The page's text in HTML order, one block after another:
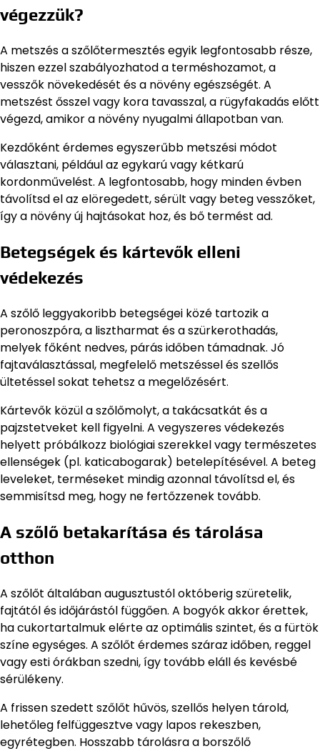
végezzük?
A metszés a szőlőtermesztés egyik legfontosabb része,
hiszen ezzel szabályozhatod a terméshozamot, a
vesszők növekedését és a növény egészségét. A
metszést ősszel vagy kora tavasszal, a rügyfakadás előtt
végezd, amikor a növény nyugalmi állapotban van.
Kezdőként érdemes egyszerűbb metszési módot
választani, például az egykarú vagy kétkarú
kordonművelést. A legfontosabb, hogy minden évben
távolítsd el az elöregedett, sérült vagy beteg vesszőket,
így a növény új hajtásokat hoz, és bő termést ad.
Betegségek és kártevők elleni
védekezés
A szőlő leggyakoribb betegségei közé tartozik a
peronoszpóra, a lisztharmat és a szürkerothadás,
melyek főként nedves, párás időben támadnak. Jó
fajtaválasztással, megfelelő metszéssel és szellős
ültetéssel sokat tehetsz a megelőzésért.
Kártevők közül a szőlőmolyt, a takácsatkát és a
pajzstetveket kell figyelni. A vegyszeres védekezés
helyett próbálkozz biológiai szerekkel vagy természetes
ellenségek (pl. katicabogarak) betelepítésével. A beteg
leveleket, terméseket mindig azonnal távolítsd el, és
semmisítsd meg, hogy ne fertőzzenek tovább.
A szőlő betakarítása és tárolása
otthon
A szőlőt általában augusztustól októberig szüretelik,
fajtától és időjárástól függően. A bogyók akkor érettek,
ha cukortartalmuk elérte az optimális szintet, és a fürtök
színe egységes. A szőlőt érdemes száraz időben, reggel
vagy esti órákban szedni, így tovább eláll és kevésbé
sérülékeny.
A frissen szedett szőlőt hűvös, szellős helyen tárold,
lehetőleg felfüggesztve vagy lapos rekeszben,
egyrétegben. Hosszabb tárolásra a borszőlő